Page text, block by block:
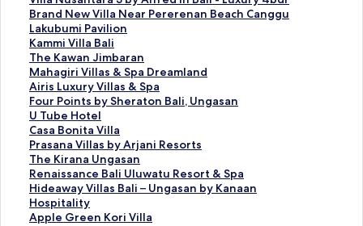
s
L
u
x
u
r
y
V
i
l
l
a
s
&
A
a
t
E
c
h
o
B
e
a
c
h
C
a
n
g
t
B
a
l
i
페
이
지
를
여
는
링
크
a
r
a
페
이
지
를
여
는
링
크
t
i
n
e
n
t
a
l
B
a
l
i
R
e
s
e
n
g
H
o
t
e
l
K
u
t
a
페
이
지
a
j
e
b
y
A
l
f
r
e
d
i
n
B
a
y
a
r
a
J
i
m
b
a
r
a
n
B
a
l
s
T
r
e
e
H
o
u
s
e
페
이
지
를
여
l
a
S
a
e
5
6
U
l
u
w
a
t
u
페
a
n
a
B
a
l
i
,
L
X
R
H
o
t
e
Brand New Villa Near Pererenan Beach Canggu
i
l
l
a
N
u
s
a
n
t
a
r
a
3
b
Lakubumi Pavilion
L
a
k
u
b
u
m
i
P
a
v
i
l
i
Kammi Villa Bali
K
a
m
m
i
V
i
l
l
a
B
a
l
The Kawan Jimbaran
T
h
e
K
a
w
a
n
J
i
m
b
Mahagiri Villas & Spa Dreamland
M
a
h
a
g
i
r
i
V
i
l
Airis Luxury Villas & Spa
A
i
r
i
s
L
u
x
u
r
Four Points by Sheraton Bali, Ungasan
F
o
u
r
P
o
i
n
t
U Tube Hotel
U
T
u
b
e
H
o
t
Casa Bonita Villa
C
a
s
a
B
o
n
Prasana Villas by Arjani Resorts
P
r
a
s
a
n
The Kirana Ungasan
T
h
e
K
i
Renaissance Bali Uluwatu Resort & Spa
R
e
n
a
Hideaway Villas Bali – Ungasan by Kanaan
Hospitality
H
i
d
Apple Green Kori Villa
A